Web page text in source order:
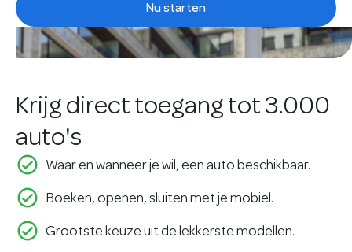
Nu starten
Krijg direct toegang tot 3.000
auto's
check_circle_outline Waar en wanneer je wil, een auto beschikbaar.
check_circle_outline Boeken, openen, sluiten met je mobiel.
check_circle_outline Grootste keuze uit de lekkerste modellen.